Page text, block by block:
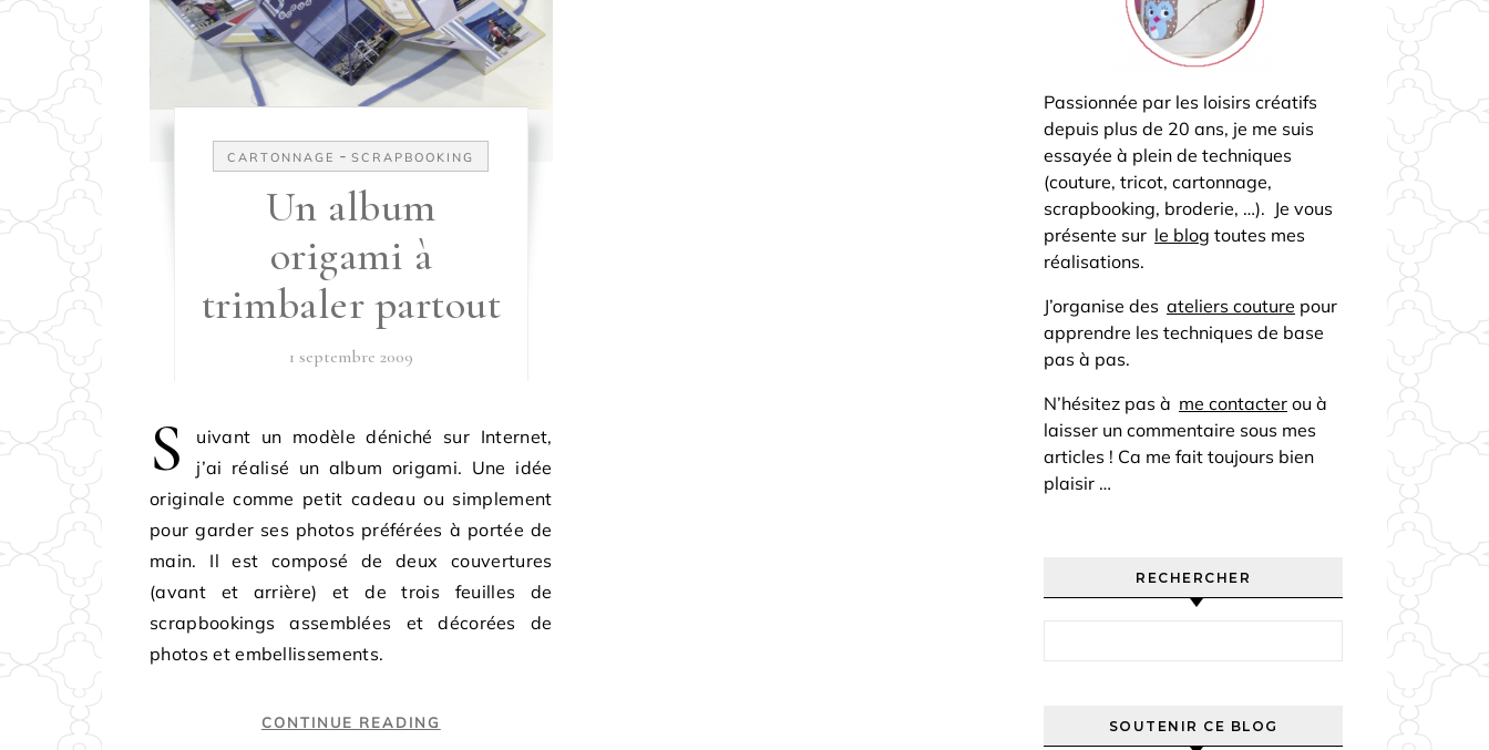
CARTONNAGE -SCRAPBOOKING
Un album
origami à
trimbaler partout
1 septembre 2009
S
uivant un modèle déniché sur Internet,
j’ai réalisé un album origami. Une idée
originale comme petit cadeau ou simplement
pour garder ses photos préférées à portée de
main. Il est composé de deux couvertures
(avant et arrière) et de trois feuilles de
scrapbookings assemblées et décorées de
photos et embellissements.
CONTINUE READING
Passionnée par les loisirs créatifs
depuis plus de 20 ans, je me suis
essayée à plein de techniques
(couture, tricot, cartonnage,
scrapbooking, broderie, …). Je vous
présente sur le blog toutes mes
réalisations.
J’organise des ateliers couture pour
apprendre les techniques de base
pas à pas.
N’hésitez pas à me contacter ou à
laisser un commentaire sous mes
articles ! Ca me fait toujours bien
plaisir …
RECHERCHER
SOUTENIR CE BLOG